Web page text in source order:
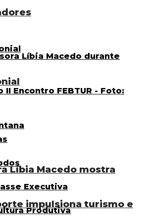
Executiva
Produtiva
Líbia Macedo mostra
impulsiona turismo e